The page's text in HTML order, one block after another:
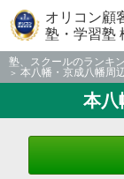
オリコン顧
塾・学習塾
塾、スクールのランキ
本八幡・京成八幡周
本八